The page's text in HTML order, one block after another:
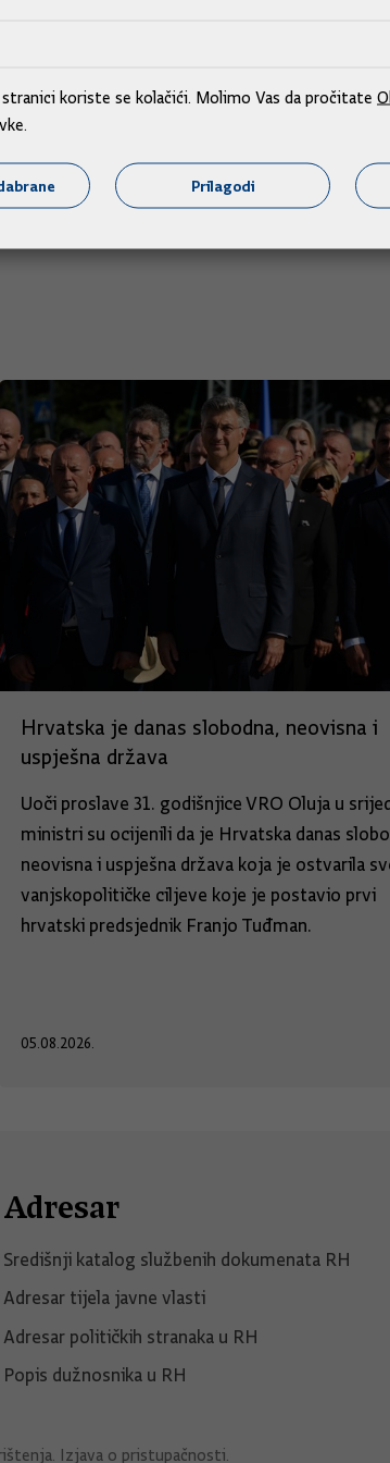
postizanje energetske neovisnosti,
s politikama Europske unije i ciljem da
zadovoljan trenutnom zakonskom
i opcija radnih nedjelja zbog turističke
Hrvatska je danas slobodna, neovisna i
uspješna država
Uoči proslave 31. godišnjice VRO Oluja u
ministri su ocijenili da je Hrvatska danas
neovisna i uspješna država koja je ostvarila
vanjskopolitičke ciljeve koje je postavio prvi
hrvatski predsjednik Franjo Tuđman.
05.08.2026.
Adresar
Središnji katalog službenih dokumenata RH
Adresar tijela javne vlasti
Adresar političkih stranaka u RH
Popis dužnosnika u RH
Izjava o pristupačnosti
koriste se kolačići. Molimo Vas da pročitate
Prilagodi